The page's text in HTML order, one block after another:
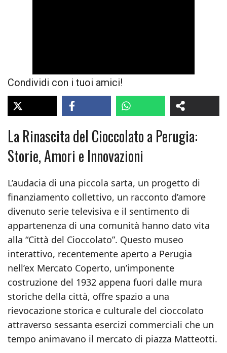
Condividi con i tuoi amici!
La Rinascita del Cioccolato a Perugia:
Storie, Amori e Innovazioni
L’audacia di una piccola sarta, un progetto di
finanziamento collettivo, un racconto d’amore
divenuto serie televisiva e il sentimento di
appartenenza di una comunità hanno dato vita
alla “Città del Cioccolato”. Questo museo
interattivo, recentemente aperto a Perugia
nell’ex Mercato Coperto, un’imponente
costruzione del 1932 appena fuori dalle mura
storiche della città, offre spazio a una
rievocazione storica e culturale del cioccolato
attraverso sessanta esercizi commerciali che un
tempo animavano il mercato di piazza Matteotti.